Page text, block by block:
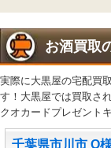
お酒買取
実際に大黒屋の宅配買
す！大黒屋では買取さ
クオカードプレゼント
千葉県市川市 O